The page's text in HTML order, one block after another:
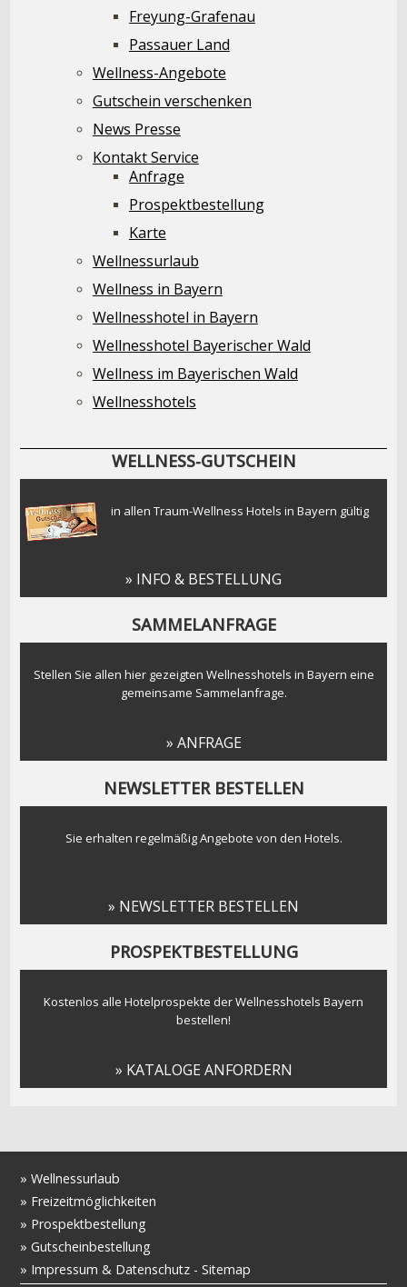
WELLNESS-GUTSCHEIN
in allen Traum-Wellness Hotels in Bayern gültig
» INFO & BESTELLUNG
SAMMELANFRAGE
Stellen Sie allen hier gezeigten Wellnesshotels in Bayern eine
gemeinsame Sammelanfrage.
» ANFRAGE
NEWSLETTER BESTELLEN
Sie erhalten regelmäßig Angebote von den Hotels.
» NEWSLETTER BESTELLEN
PROSPEKTBESTELLUNG
Kostenlos alle Hotelprospekte der Wellnesshotels Bayern
bestellen!
» KATALOGE ANFORDERN
Freyung-Grafenau
Passauer Land
Wellness-Angebote
Gutschein verschenken
News Presse
Kontakt Service
Anfrage
Prospektbestellung
Karte
Wellnessurlaub
Wellness in Bayern
Wellnesshotel in Bayern
Wellnesshotel Bayerischer Wald
Wellness im Bayerischen Wald
Wellnesshotels
»Wellnessurlaub
» Freizeitmöglichkeiten
» Prospektbestellung
»Gutscheinbestellung
» Impressum & Datenschutz -Sitemap